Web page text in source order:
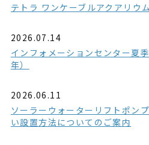
テトラ ワンケーブルアクアリウ
2026.07.14
インフォメーションセンター夏
年）
2026.06.11
ソーラーウォーターリフトポン
い設置方法についてのご案内